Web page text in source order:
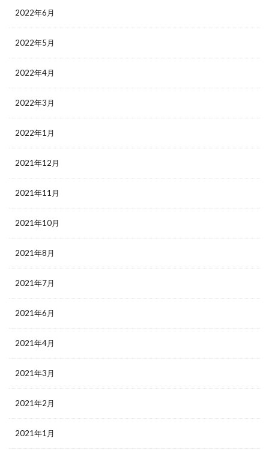
2022年6月
2022年5月
2022年4月
2022年3月
2022年1月
2021年12月
2021年11月
2021年10月
2021年8月
2021年7月
2021年6月
2021年4月
2021年3月
2021年2月
2021年1月